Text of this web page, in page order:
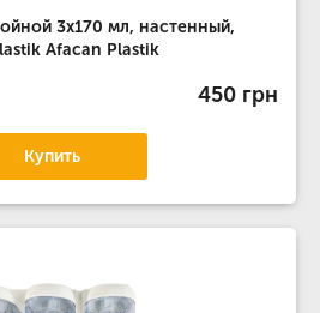
3х170 мл, настенный,
Afacan Plastik
450 грн
Купить